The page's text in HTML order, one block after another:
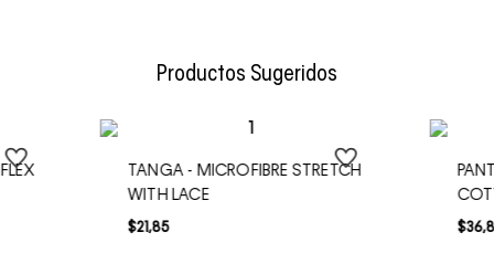
Productos Sugeridos
TANGA - MICROFIBRE STRETCH
WITH LACE
$21,85 $36,